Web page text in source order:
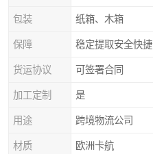
包装 纸箱、木箱
保障 稳定提取安全快捷
货运协议 可签署合同
加工定制 是
用途 跨境物流公司
材质 欧洲卡航